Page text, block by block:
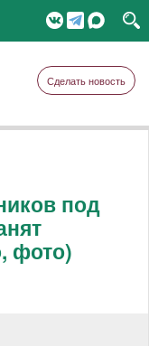
Сделать новость
под
фото)